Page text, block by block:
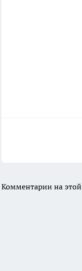
Комментарии на